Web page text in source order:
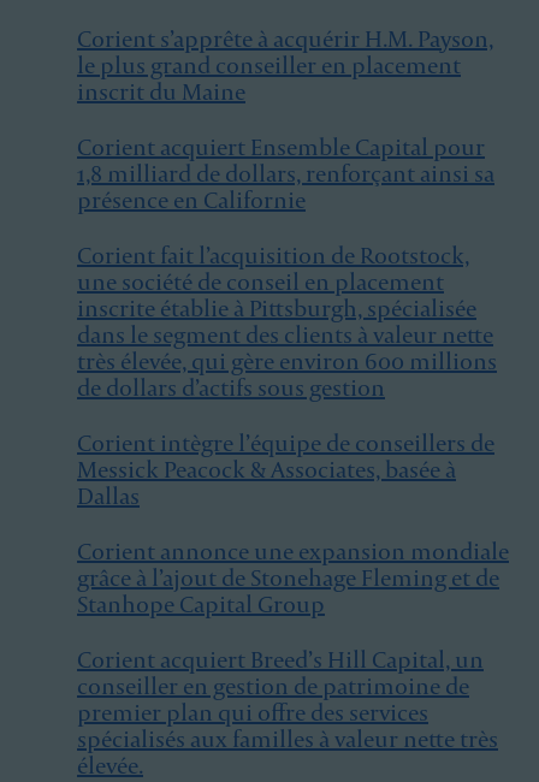
Corient s’apprête à acquérir H.M. Payson,
le plus grand conseiller en placement
inscrit du Maine
Corient acquiert Ensemble Capital pour
1,8 milliard de dollars, renforçant ainsi sa
présence en Californie
Corient fait l’acquisition de Rootstock,
une société de conseil en placement
inscrite établie à Pittsburgh, spécialisée
dans le segment des clients à valeur nette
très élevée, qui gère environ 600 millions
de dollars d’actifs sous gestion
Corient intègre l’équipe de conseillers de
Messick Peacock & Associates, basée à
Dallas
Corient annonce une expansion mondiale
grâce à l’ajout de Stonehage Fleming et de
Stanhope Capital Group
Corient acquiert Breed’s Hill Capital, un
conseiller en gestion de patrimoine de
premier plan qui offre des services
spécialisés aux familles à valeur nette très
élevée.